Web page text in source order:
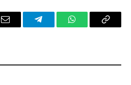
Email TelegramWhatsAppCopy